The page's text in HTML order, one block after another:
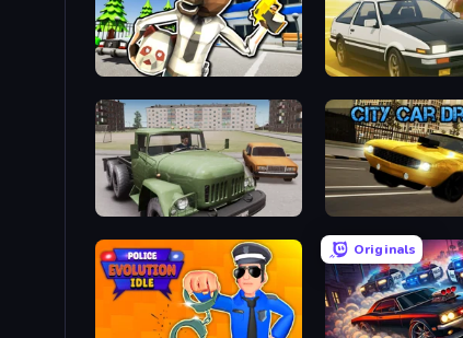
Bank Robbery: Escape
Truck Driver Easy Road
Originals